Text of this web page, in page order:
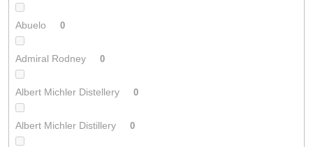
Abuelo 0
Admiral Rodney 0
Albert Michler Distellery 0
Albert Michler Distillery 0